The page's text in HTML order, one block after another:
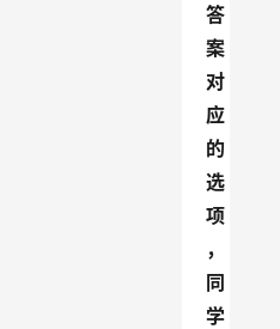
答
案
对
应
的
选
项
，
同
学